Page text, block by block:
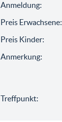
Anmeldung:
Preis Erwachsene:
Preis Kinder:
Anmerkung:
Treffpunkt: